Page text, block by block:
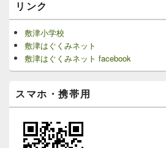
リンク
敷津小学校
敷津はぐくみネット
敷津はぐくみネット facebook
スマホ・携帯用